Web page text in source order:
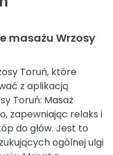
masażu Wrzosy
Toruń, które
z aplikacją
Toruń: Masaż
zapewniając relaks i
do głów. Jest to
ogólnej ulgi